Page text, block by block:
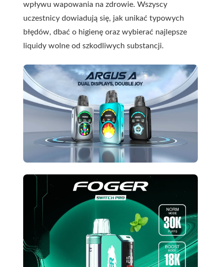
wpływu wapowania na zdrowie. Wszyscy
uczestnicy dowiadują się, jak unikać typowych
błędów, dbać o higienę oraz wybierać najlepsze
liquidy wolne od szkodliwych substancji.